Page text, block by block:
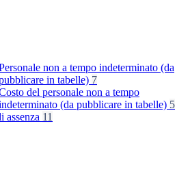
non a tempo indeterminato (da
in tabelle) 7
del personale non a tempo
(da pubblicare in tabelle) 5
assenza 11